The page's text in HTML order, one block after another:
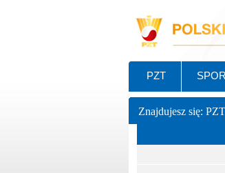
PZT
Znajdujesz się: